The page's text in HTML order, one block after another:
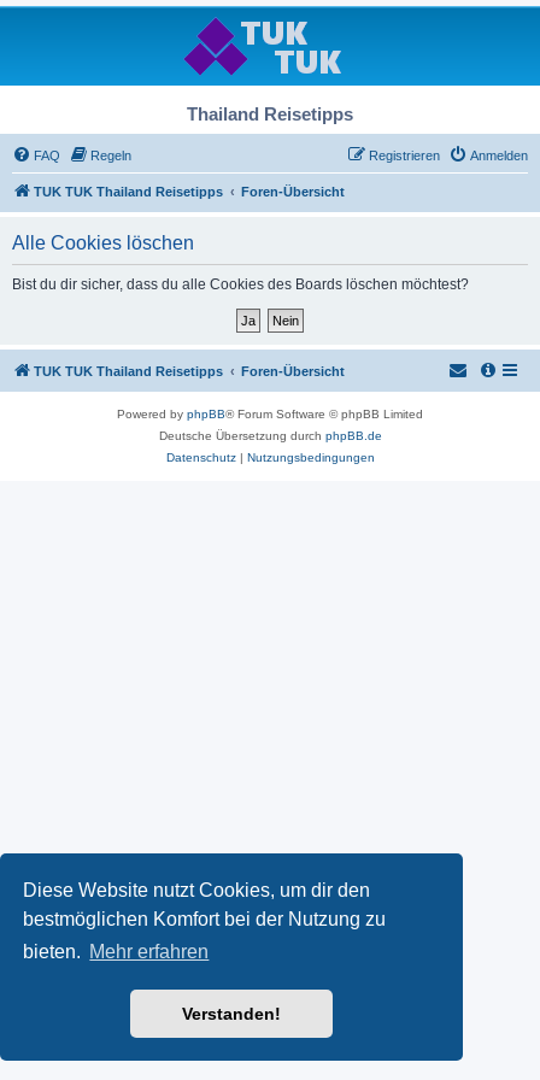
Diese Website nutzt Cookies, um dir den
bestmöglichen Komfort bei der Nutzung zu
bieten. Mehr erfahren
Verstanden!
Thailand Reisetipps
FAQ Regeln Anmelden
Registrieren
TUK TUK Thailand Reisetipps Foren-Übersicht
Alle Cookies löschen
Bist du dir sicher, dass du alle Cookies des Boards löschen möchtest?
TUK TUK Thailand Reisetipps Foren-Übersicht
Powered by phpBB® Forum Software © phpBB Limited
Deutsche Übersetzung durch phpBB.de
Datenschutz| Nutzungsbedingungen